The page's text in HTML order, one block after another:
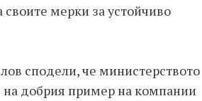
мерки за устойчиво
сподели, че министерството
добрия пример на компании